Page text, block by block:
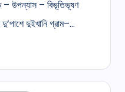
– উপন্যাস – বিভূতিভূষণ
দু’পাশে দুইখানি গ্রাম–…